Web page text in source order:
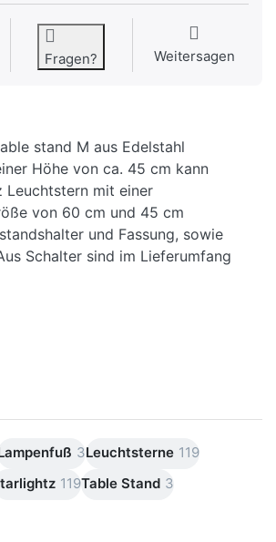
Fragen? Weitersagen
stand M aus Edelstahl
Höhe von ca. 45 cm kann
Leuchtstern mit einer
von 60 cm und 45 cm
und Fassung, sowie
Schalter sind im Lieferumfang
3Leuchtsterne 119
119Table Stand 3